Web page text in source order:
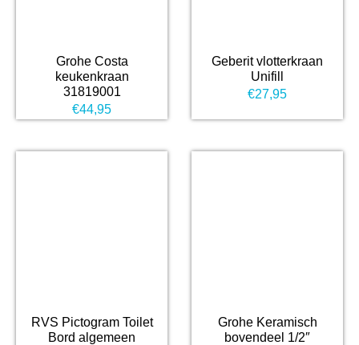
Grohe Costa
keukenkraan
31819001
€44,95
Geberit vlotterkraan
Unifill
€27,95
RVS Pictogram Toilet
Bord algemeen
Grohe Keramisch
bovendeel 1/2″